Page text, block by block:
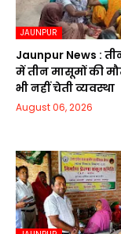
JAUNPUR
Jaunpur News :
में तीन मासूमों की
भी नहीं चेती व्यवस्था
August 06, 2026